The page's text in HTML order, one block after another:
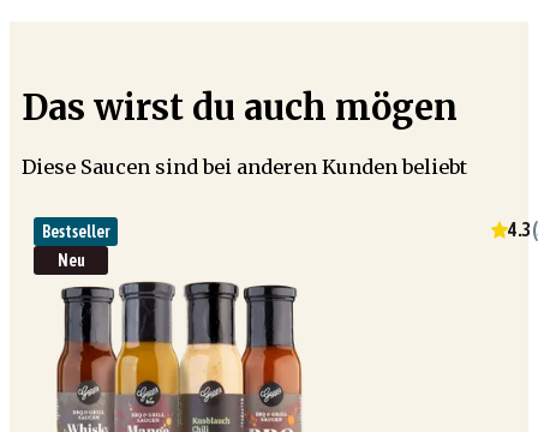
Das wirst du auch mögen
Diese Saucen sind bei anderen Kunden beliebt
Bestseller
Neu
4.3(